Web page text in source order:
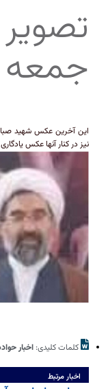
جمعه
این آخرین عکس شهید
نیز در کنار آنها عکس
کلمات کلیدی: اخبار
اخبار مرتبط